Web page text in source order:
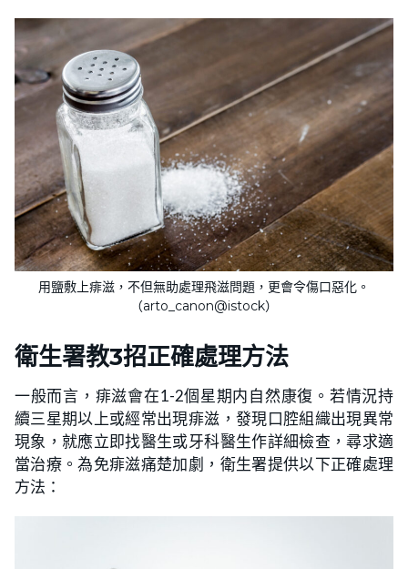
用鹽敷上痱滋，不但無助處理飛滋問題，更會令傷口惡化。
（arto_canon@istock）
衛生署教3招正確處理方法
一般而言，痱滋會在1-2個星期内自然康復。若情況持
續三星期以上或經常出現痱滋，發現口腔組織出現異常
現象，就應立即找醫生或牙科醫生作詳細檢查，尋求適
當治療。為免痱滋痛楚加劇，衛生署提供以下正確處理
方法：